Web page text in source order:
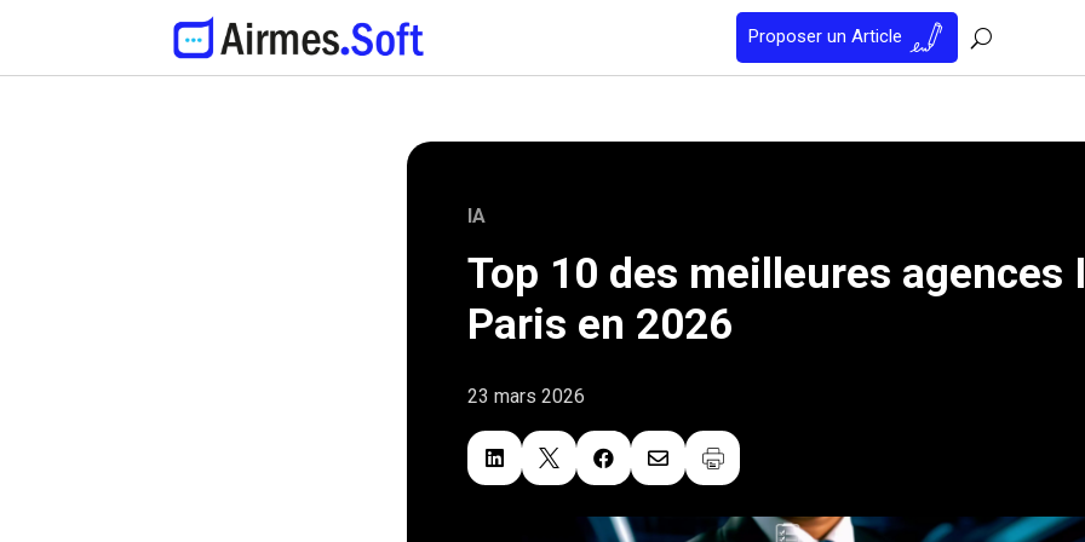
Proposer un Article
IA
Top 10 des meilleures agences
Paris en 2026
23 mars 2026
   